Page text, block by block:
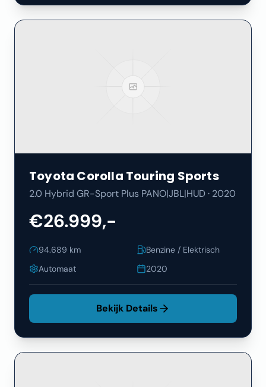
Toyota Corolla Touring Sports
2.0 Hybrid GR-Sport Plus PANO|JBL|HUD· 2020
€26.999,-
94.689 km
Benzine / Elektrisch
Automaat
2020
Bekijk Details